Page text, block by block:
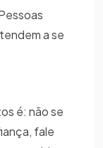
a se
é: não se
fale